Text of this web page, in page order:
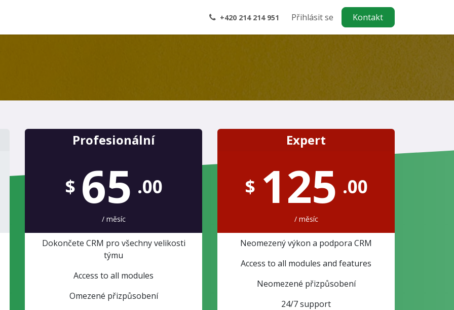
+420 214 214 951 Přihlásit se Kontakt
Profesionální
$ 65 .00
/ měsíc
Dokončete CRM pro všechny velikosti
týmu
Access to all modules
Omezené přizpůsobení
Expert
$ 125 .00
/ měsíc
Neomezený výkon a podpora CRM
Access to all modules and features
Neomezené přizpůsobení
24/7 support